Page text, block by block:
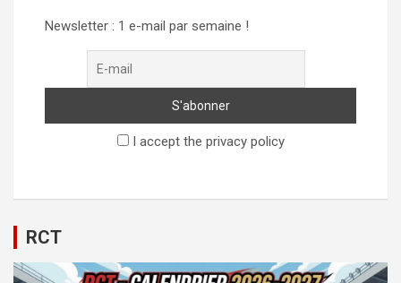
Newsletter : 1 e-mail par semaine !
I accept the privacy policy
RCT